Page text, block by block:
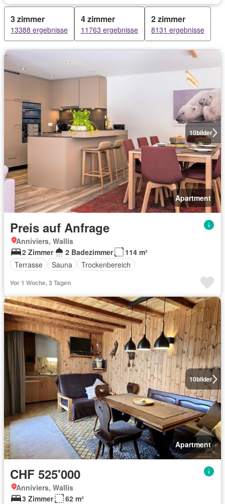
3 zimmer
13388 ergebnisse
4 zimmer
11763 ergebnisse
2 zimmer
8131 ergebnisse
10bilder
Apartment
Preis auf Anfrage
Anniviers, Wallis
2 Zimmer
2 Badezimmer
114 m²
Terrasse
Sauna Trockenbereich
Vor 1 Woche, 3 Tagen
10bilder
Apartment
CHF 525'000
Anniviers, Wallis
3 Zimmer
62 m²